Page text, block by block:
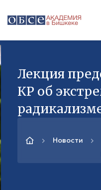
Лекция
КР об
Новости